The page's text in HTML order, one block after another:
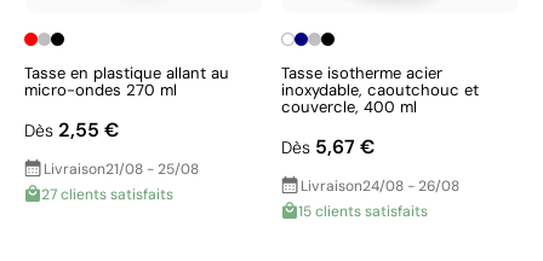
Tasse en plastique allant au
micro-ondes 270 ml
Dès 2,55 €
Livraison21/08 - 25/08
27 clients satisfaits
Tasse isotherme acier
inoxydable, caoutchouc et
couvercle, 400 ml
Dès 5,67 €
Livraison24/08 - 26/08
15 clients satisfaits